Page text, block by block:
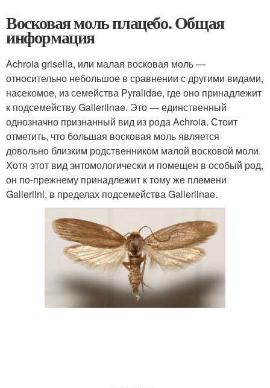
Восковая моль плацебо. Общая
информация
Achroia grisella, или малая восковая моль —
относительно небольшое в сравнении с другими видами,
насекомое, из семейства Pyralidae, где оно принадлежит
к подсемейству Galleriinae. Это — единственный
однозначно признанный вид из рода Achroia. Стоит
отметить, что большая восковая моль является
довольно близким родственником малой восковой моли.
Хотя этот вид энтомологически и помещен в особый род,
он по-прежнему принадлежит к тому же племени
Galleriini, в пределах подсемейства Galleriinae.